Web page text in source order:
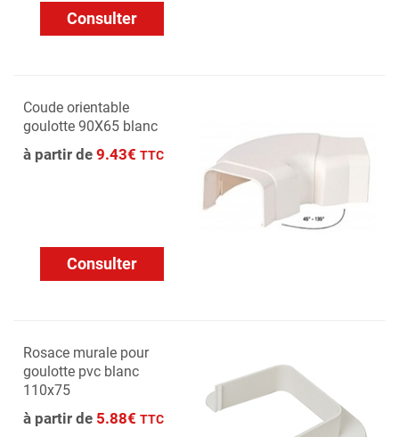
Consulter
Coude orientable
goulotte 90X65 blanc
à partir de 9.43€ TTC
Consulter
Rosace murale pour
goulotte pvc blanc
110x75
à partir de 5.88€ TTC